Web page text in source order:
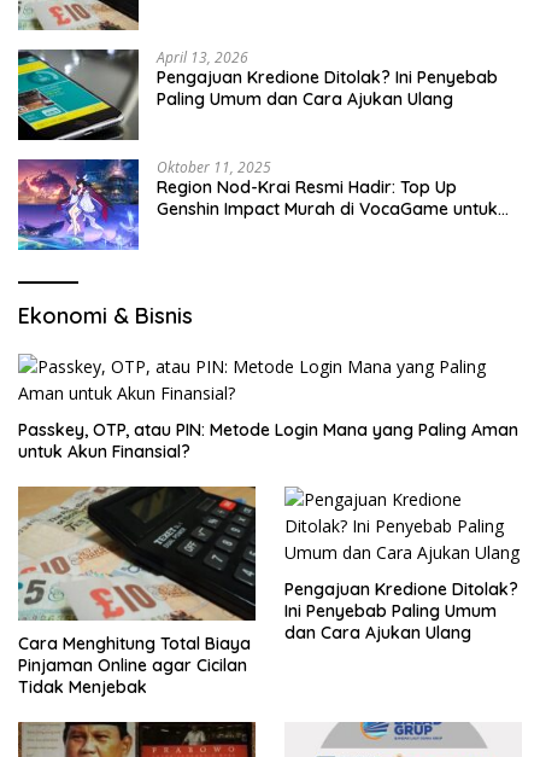
April 13, 2026
Pengajuan Kredione Ditolak? Ini Penyebab
Paling Umum dan Cara Ajukan Ulang
Oktober 11, 2025
Region Nod-Krai Resmi Hadir: Top Up
Genshin Impact Murah di VocaGame untuk
Ekonomi & Bisnis
Passkey, OTP, atau PIN: Metode Login Mana yang Paling Aman
untuk Akun Finansial?
Cara Menghitung Total Biaya
Pinjaman Online agar Cicilan
Tidak Menjebak
Pengajuan Kredione Ditolak?
Ini Penyebab Paling Umum
dan Cara Ajukan Ulang